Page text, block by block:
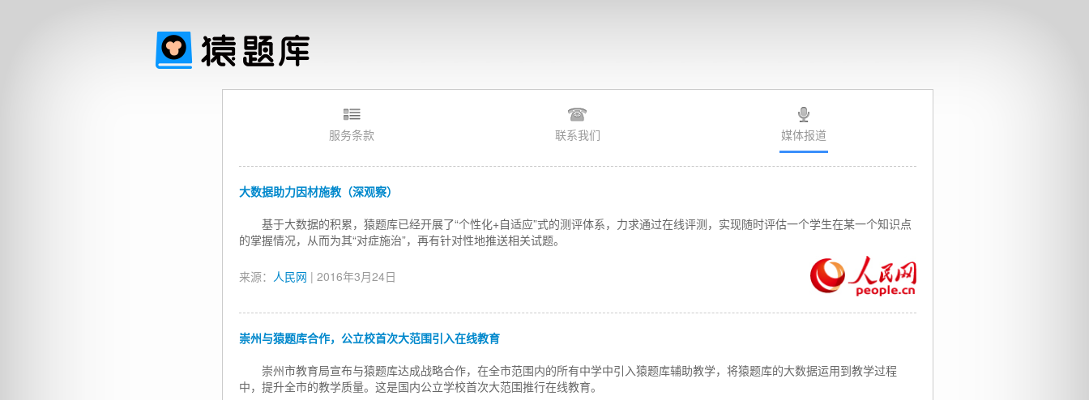
服务条款 联系我们 媒体报道
大数据助力因材施教（深观察）
基于大数据的积累，猿题库已经开展了“个性化+自适应”式的测评体系，力求通过在线评测，实现随时评估一个学生在某一个知识点
的掌握情况，从而为其“对症施治”，再有针对性地推送相关试题。
来源： 人民网 | 2016年3月24日
崇州与猿题库合作，公立校首次大范围引入在线教育
崇州市教育局宣布与猿题库达成战略合作，在全市范围内的所有中学中引入猿题库辅助教学，将猿题库的大数据运用到教学过程
中，提升全市的教学质量。这是国内公立学校首次大范围推行在线教育。